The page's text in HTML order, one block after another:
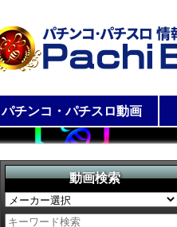
パチンコ・パチスロ動画
パチスロ動画一覧
パチンコ動画一覧
動画検索